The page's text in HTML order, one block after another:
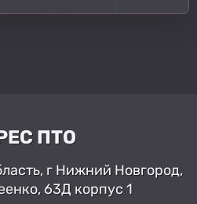
ПТО
г Нижний Новгород,
63Д корпус 1